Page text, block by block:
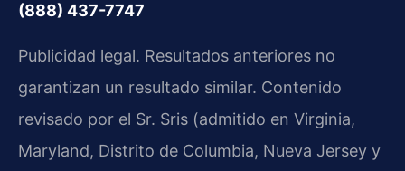
(888) 437-7747
Publicidad legal. Resultados anteriores no
garantizan un resultado similar. Contenido
revisado por el Sr. Sris (admitido en Virginia,
Maryland, Distrito de Columbia, Nueva Jersey y